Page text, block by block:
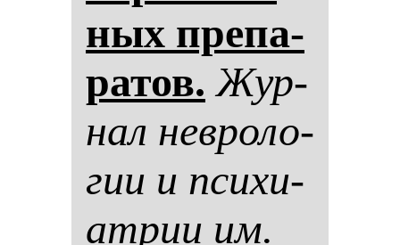
ных пре­па­
ра­тов. Жур­
нал нев­ро­ло­
гии и пси­хи­
ат­рии им.